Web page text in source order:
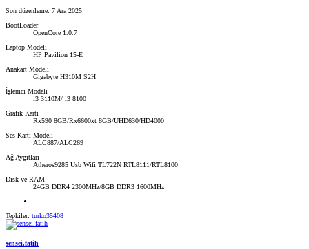
Son düzenleme: 7 Ara 2025
BootLoader
OpenCore 1.0.7
Laptop Modeli
HP Pavilion 15-E
Anakart Modeli
Gigabyte H310M S2H
İşlemci Modeli
i3 3110M/ i3 8100
Grafik Kartı
Rx590 8GB/Rx6600xt 8GB/UHD630/HD4000
Ses Kartı Modeli
ALC887/ALC269
Ağ Aygıtları
Atheros9285 Usb Wifi TL722N RTL8111/RTL8100
Disk ve RAM
24GB DDR4 2300MHz/8GB DDR3 1600MHz
Tepkiler: turko35408
sensei.fatih